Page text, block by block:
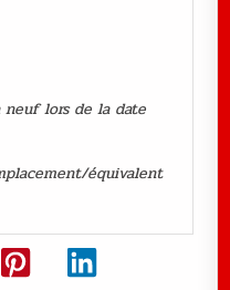
lors de la date
équivalent